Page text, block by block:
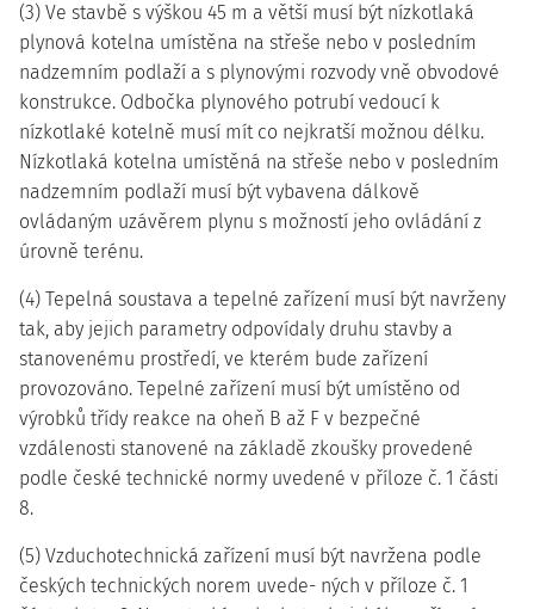
(3) Ve stavbě s výškou 45 m a větší musí být nízkotlaká
plynová kotelna umístěna na střeše nebo v posledním
nadzemním podlaží a s plynovými rozvody vně obvodové
konstrukce. Odbočka plynového potrubí vedoucí k
nízkotlaké kotelně musí mít co nejkratší možnou délku.
Nízkotlaká kotelna umístěná na střeše nebo v posledním
nadzemním podlaží musí být vybavena dálkově
ovládaným uzávěrem plynu s možností jeho ovládání z
úrovně terénu.
(4) Tepelná soustava a tepelné zařízení musí být navrženy
tak, aby jejich parametry odpovídaly druhu stavby a
stanovenému prostředí, ve kterém bude zařízení
provozováno. Tepelné zařízení musí být umístěno od
výrobků třídy reakce na oheň B až F v bezpečné
vzdálenosti stanovené na základě zkoušky provedené
podle české technické normy uvedené v příloze č. 1 části
8.
(5) Vzduchotechnická zařízení musí být navržena podle
českých technických norem uvede- ných v příloze č. 1